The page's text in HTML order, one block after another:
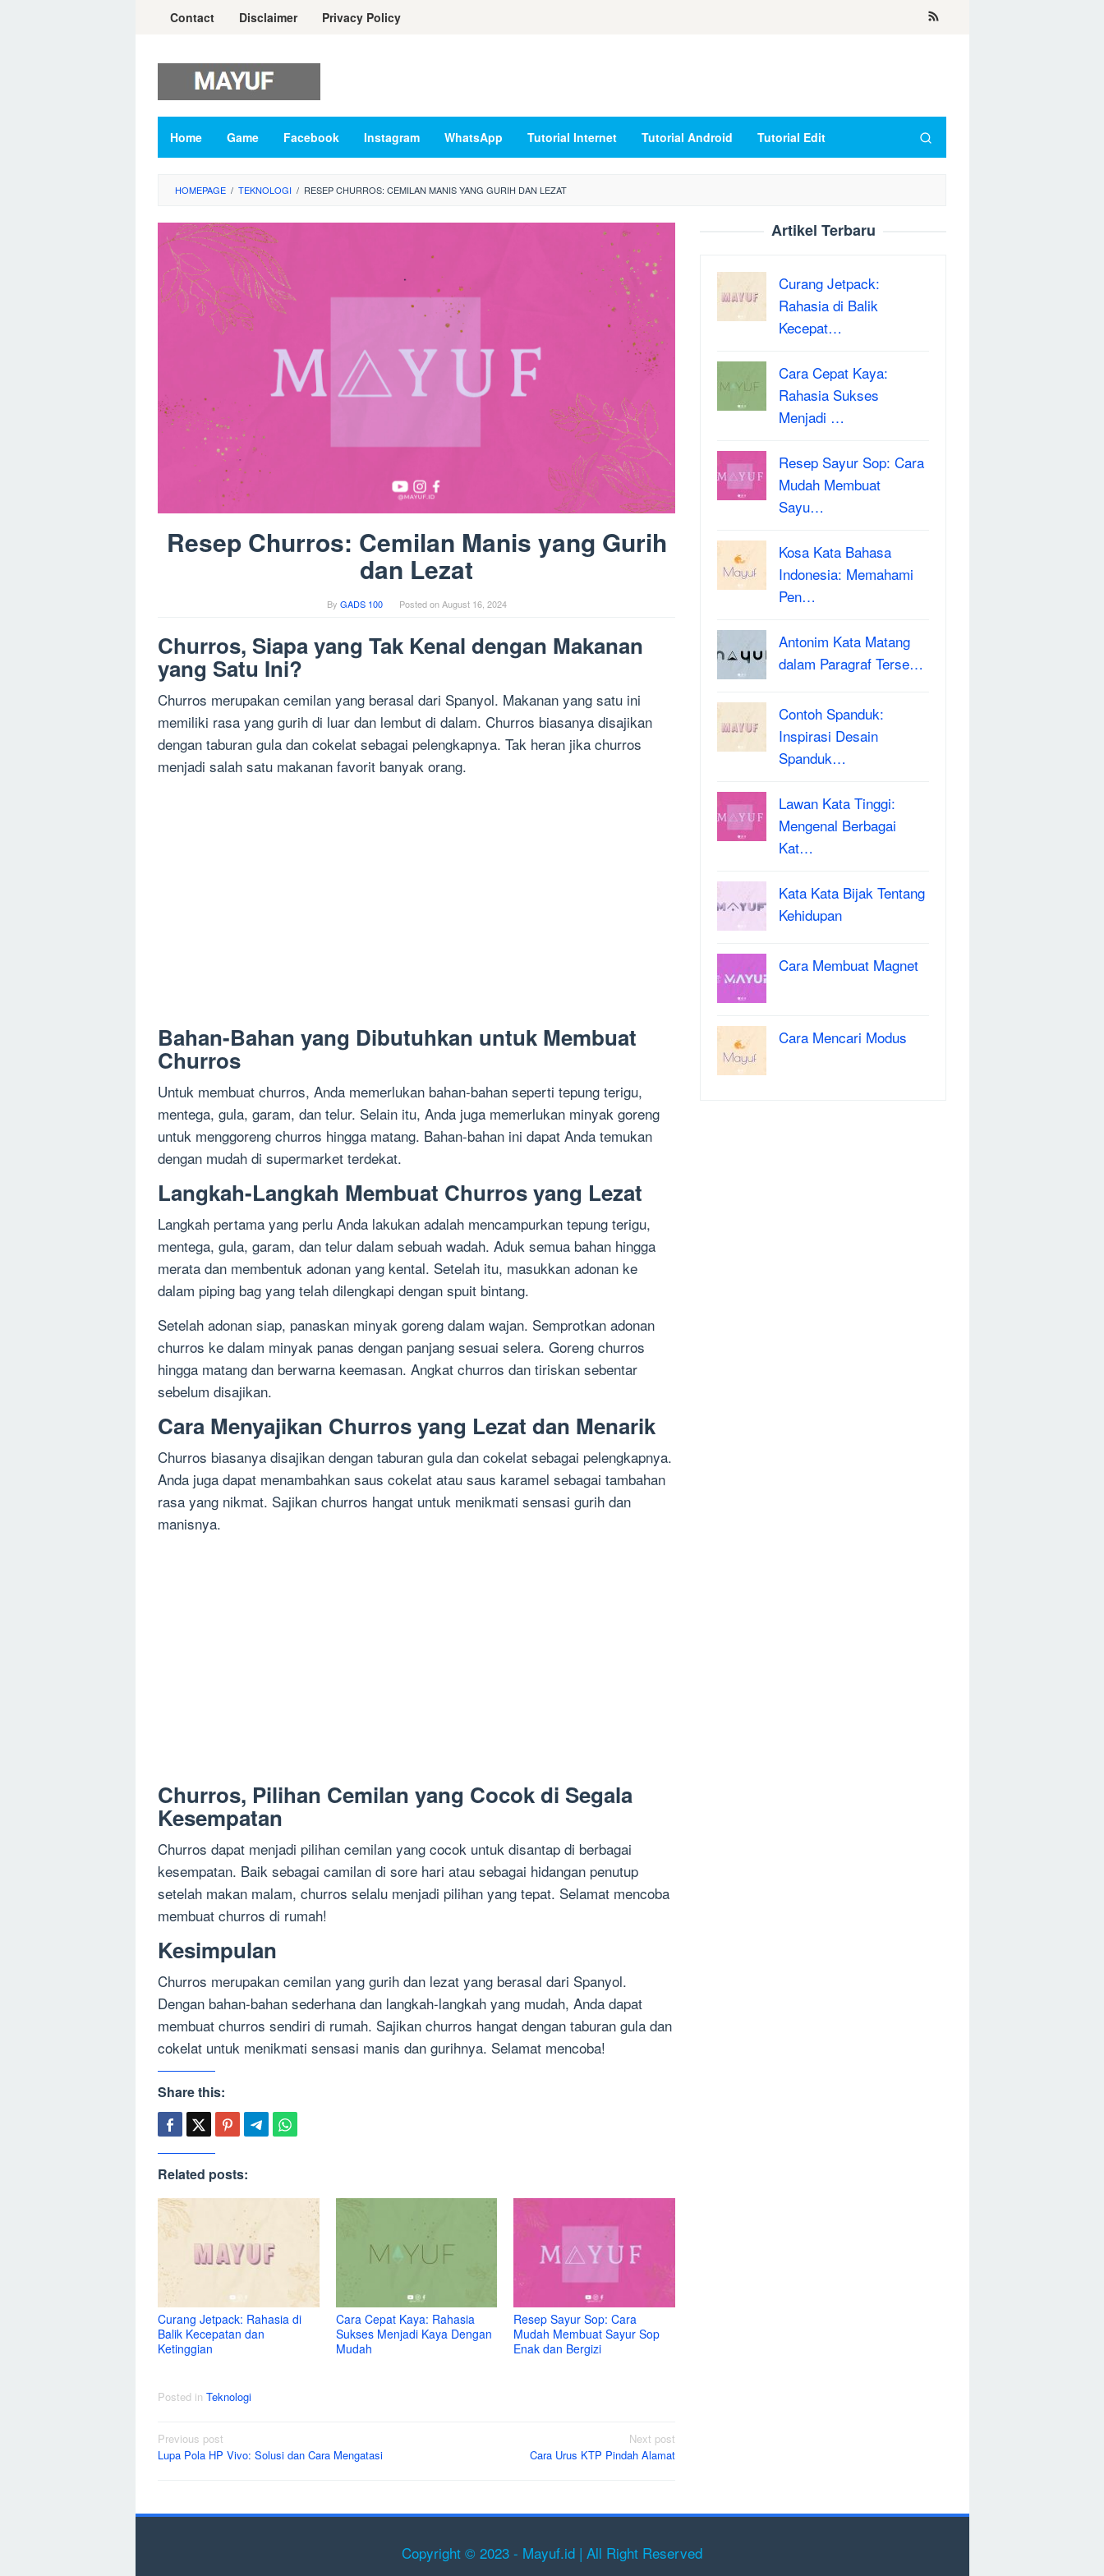
Contact Disclaimer Privacy Policy
Home Game Facebook Instagram WhatsApp Tutorial Internet Tutorial Android Tutorial Edit
HOMEPAGE / TEKNOLOGI / RESEP CHURROS: CEMILAN MANIS YANG GURIH DAN LEZAT
Resep Churros: Cemilan Manis yang Gurih
dan Lezat
By GADS 100 Posted onAugust 16, 2024
Churros, Siapa yang Tak Kenal dengan Makanan
yang Satu Ini?
Churros merupakan cemilan yang berasal dari Spanyol. Makanan yang satu ini
memiliki rasa yang gurih di luar dan lembut di dalam. Churros biasanya disajikan
dengan taburan gula dan cokelat sebagai pelengkapnya. Tak heran jika churros
menjadi salah satu makanan favorit banyak orang.
Bahan-Bahan yang Dibutuhkan untuk Membuat
Churros
Untuk membuat churros, Anda memerlukan bahan-bahan seperti tepung terigu,
mentega, gula, garam, dan telur. Selain itu, Anda juga memerlukan minyak goreng
untuk menggoreng churros hingga matang. Bahan-bahan ini dapat Anda temukan
dengan mudah di supermarket terdekat.
Langkah-Langkah Membuat Churros yang Lezat
Langkah pertama yang perlu Anda lakukan adalah mencampurkan tepung terigu,
mentega, gula, garam, dan telur dalam sebuah wadah. Aduk semua bahan hingga
merata dan membentuk adonan yang kental. Setelah itu, masukkan adonan ke
dalam piping bag yang telah dilengkapi dengan spuit bintang.
Setelah adonan siap, panaskan minyak goreng dalam wajan. Semprotkan adonan
churros ke dalam minyak panas dengan panjang sesuai selera. Goreng churros
hingga matang dan berwarna keemasan. Angkat churros dan tiriskan sebentar
sebelum disajikan.
Cara Menyajikan Churros yang Lezat dan Menarik
Churros biasanya disajikan dengan taburan gula dan cokelat sebagai pelengkapnya.
Anda juga dapat menambahkan saus cokelat atau saus karamel sebagai tambahan
rasa yang nikmat. Sajikan churros hangat untuk menikmati sensasi gurih dan
manisnya.
Churros, Pilihan Cemilan yang Cocok di Segala
Kesempatan
Churros dapat menjadi pilihan cemilan yang cocok untuk disantap di berbagai
kesempatan. Baik sebagai camilan di sore hari atau sebagai hidangan penutup
setelah makan malam, churros selalu menjadi pilihan yang tepat. Selamat mencoba
membuat churros di rumah!
Kesimpulan
Churros merupakan cemilan yang gurih dan lezat yang berasal dari Spanyol.
Dengan bahan-bahan sederhana dan langkah-langkah yang mudah, Anda dapat
membuat churros sendiri di rumah. Sajikan churros hangat dengan taburan gula dan
cokelat untuk menikmati sensasi manis dan gurihnya. Selamat mencoba!
Share this:
Related posts:
Curang Jetpack: Rahasia di
Balik Kecepatan dan
Ketinggian
Cara Cepat Kaya: Rahasia
Sukses Menjadi Kaya Dengan
Mudah
Resep Sayur Sop: Cara
Mudah Membuat Sayur Sop
Enak dan Bergizi
Posted in Teknologi
Post
navigation
Previous post
Lupa Pola HP Vivo: Solusi dan Cara Mengatasi
Next post
Cara Urus KTP Pindah Alamat
Artikel Terbaru
Curang Jetpack:
Rahasia di Balik
Kecepat…
Cara Cepat Kaya:
Rahasia Sukses
Menjadi …
Resep Sayur Sop: Cara
Mudah Membuat
Sayu…
Kosa Kata Bahasa
Indonesia: Memahami
Pen…
Antonim Kata Matang
dalam Paragraf Terse…
Contoh Spanduk:
Inspirasi Desain
Spanduk…
Lawan Kata Tinggi:
Mengenal Berbagai
Kat…
Kata Kata Bijak Tentang
Kehidupan
Cara Membuat Magnet
Cara Mencari Modus
Copyright © 2023 - Mayuf.id | All Right Reserved